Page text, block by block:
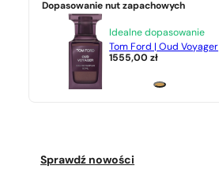
Dopasowanie nut zapachowych
Idealne dopasowanie
Tom Ford | Oud Voyager
1555,00zł
Sprawdź nowości